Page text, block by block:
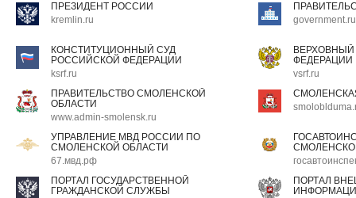
ПРЕЗИДЕНТ РОССИИ
kremlin.ru
government.ru
КОНСТИТУЦИОННЫЙ СУД
РОССИЙСКОЙ ФЕДЕРАЦИИ
ksrf.ru
ФЕДЕРАЦИИ
vsrf.ru
ПРАВИТЕЛЬСТВО СМОЛЕНСКОЙ
ОБЛАСТИ
www.admin-smolensk.ru
УПРАВЛЕНИЕ МВД РОССИИ ПО
СМОЛЕНСКОЙ ОБЛАСТИ
67.мвд.рф
ПОРТАЛ ГОСУДАРСТВЕННОЙ
ГРАЖДАНСКОЙ СЛУЖБЫ
ПОРТАЛ